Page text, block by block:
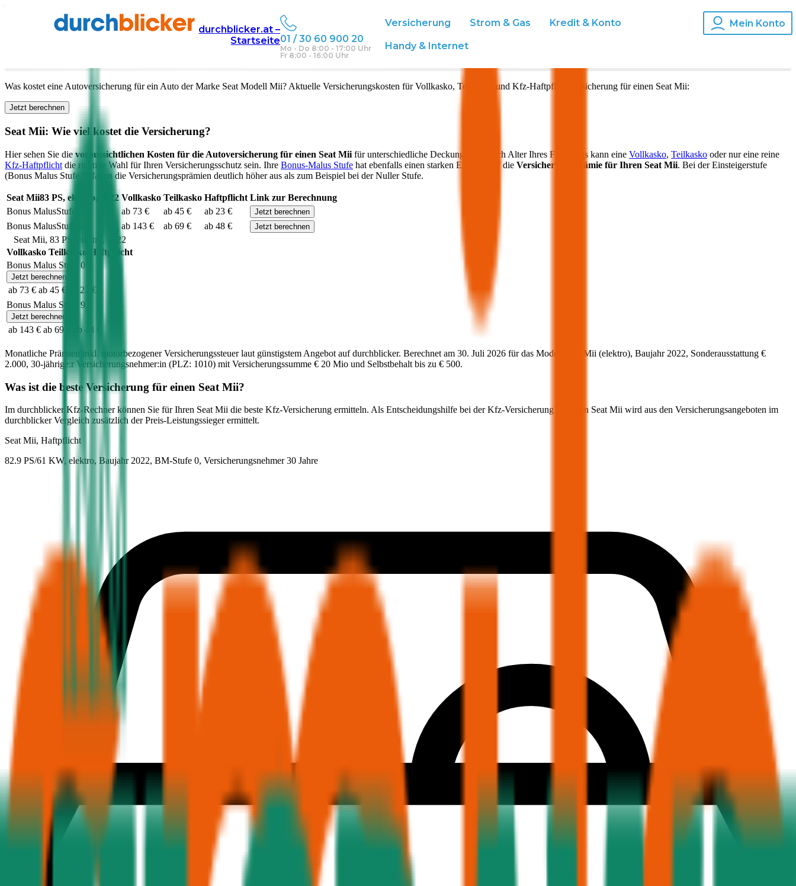
durchblicker.at –
Startseite01 / 30 60 900 20
Mo - Do 8:00 - 17:00 Uhr
Fr 8:00 - 16:00 Uhr
Versicherung Strom & Gas Kredit & Konto
Handy & Internet
Mein Konto
Autoversicherung Seat
in Österreich
Was kostet eine Autoversicherung für ein Auto der Marke SeatModell Mii? Aktuelle Versicherungskosten für Vollkasko, Teilkasko und Kfz-Haftpflichtversicherung für einen Seat Mii:
Jetzt berechnen
Seat Mii: Wie viel kostet die Versicherung?
Hier sehen Sie dievoraussichtlichen Kosten für die Autoversicherung für einen Seat Mii für unterschiedliche Deckungen. Je nach Alter Ihres Fahrzeugs kann eine Vollkasko, Teilkasko oder nur eine reine
Kfz-Haftpflicht die richtige Wahl für Ihren Versicherungsschutz sein. Ihre Bonus-Malus Stufe hat ebenfalls einen starken Einfluss auf die Versicherungsprämie für Ihren Seat Mii. Bei der Einsteigerstufe
(Bonus Malus Stufe 9) fallen die Versicherungsprämien deutlich höher aus als zum Beispiel bei der Nuller Stufe.
Seat Mii83 PS,elektro, 2022 Vollkasko Teilkasko Haftpflicht Link zur Berechnung
Bonus MalusStufe ab 73 € ab 45 € ab 23 € Jetzt berechnen
Bonus MalusStufe ab 143 € ab 69 € ab 48 € Jetzt berechnen
Seat Mii, 83PS, elektro ,
2022
Vollkasko Teilkasko
Haftpflicht
Bonus Malus Stufe 0
Jetzt berechnen
ab 73 € ab 45 €
ab 23 €
Bonus Malus Stufe 9
Jetzt berechnen
ab 143 € ab 69 € ab 48 €
Monatliche Prämien inkl. motorbezogener Versicherungssteuer laut günstigstem Angebot auf durchblicker. Berechnet am 30. Juli 2026 für das Modell Mii (elektro), Baujahr 2022, Sonderausstattung €
2.000, 30-jährige:r Versicherungsnehmer:in (PLZ: 1010) mit Versicherungssumme € 20 Mio und Selbstbehalt bis zu € 500.
Was ist die beste Versicherung für einen Seat Mii?
Im durchblicker Kfz-Rechner können Sie für Ihren Seat Mii die beste Kfz-Versicherung ermitteln. Als Entscheidungshilfe bei der Kfz-Versicherung für Ihren Seat Mii wird aus den Versicherungsangeboten im
durchblicker Vergleich zusätzlich der Preis-Leistungssieger ermittelt.
Seat Mii, Haftpflicht
82.9 PS/61 KW, elektro, Baujahr 2022, BM-Stufe 0, Versicherungsnehmer 30 Jahre